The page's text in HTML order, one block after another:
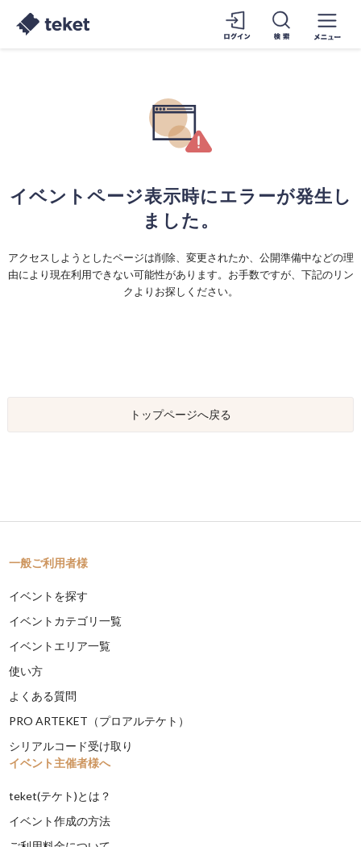
イベントページ表示時にエラーが発生し
ました。
アクセスしようとしたページは削除、変更されたか、公開準備中などの理
由により現在利用できない可能性があります。お手数ですが、下記のリン
クよりお探しください。
トップページへ戻る
一般ご利用者様
イベントを探す
イベントカテゴリ一覧
イベントエリア一覧
使い方
よくある質問
PRO ARTEKET（プロアルテケト）
シリアルコード受け取り
イベント主催者様へ
teket(テケト)とは？
イベント作成の方法